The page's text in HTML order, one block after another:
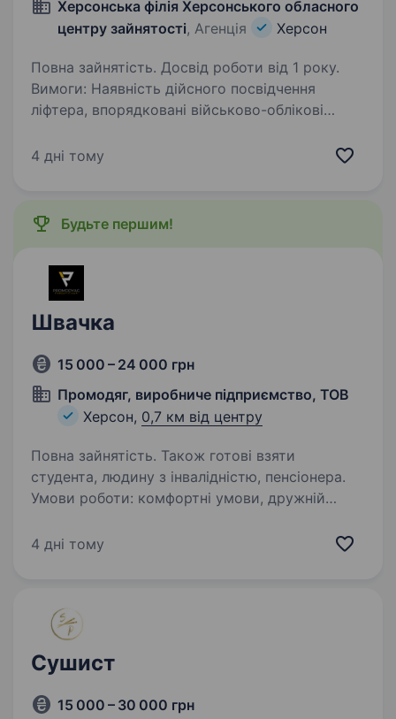
Херсонська філія Херсонського обласного
центру зайнятості, Агенція Херсон
Повна зайнятість. Досвід роботи від 1 року.
Вимоги: Наявність дійсного посвідчення
ліфтера, впорядковані військово-облікові
тиждень. Обов’язки: Керування ліфтом,
4 дні тому
Будьте першим!
Швачка
15 000 – 24 000 грн
Промодяг, виробниче підприємство, ТОВ
Херсон, 0,7 км від центру
Повна зайнятість. Також готові взяти
студента, людину з інвалідністю, пенсіонера.
Умови роботи: комфортні умови, дружній
1757291 Юрій Обовʼязки: шиття одягу
4 дні тому
Сушист
15 000 – 30 000 грн